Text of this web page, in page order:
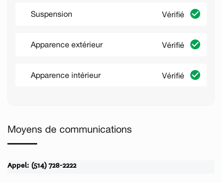
Suspension Vérifié
Apparence extérieur Vérifié
Apparence intérieur Vérifié
Moyens de communications
Appel: (514) 728-2222